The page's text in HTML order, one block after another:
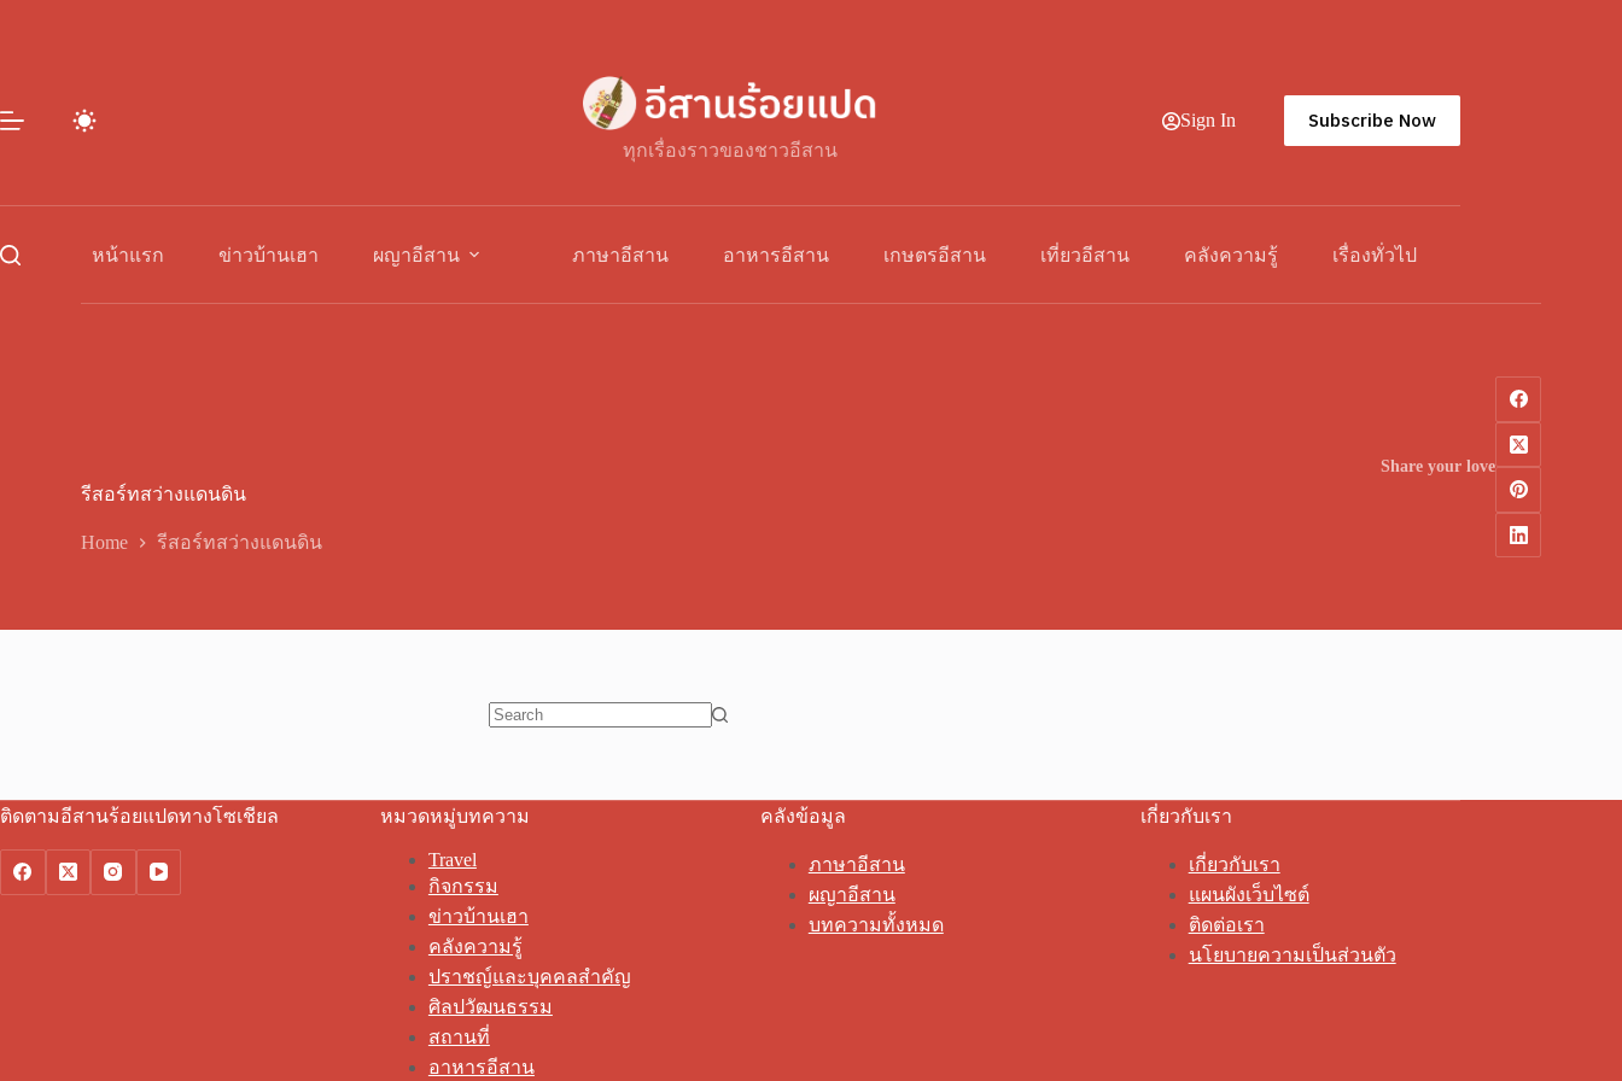
ทุกเรื่องราวของชาวอีสาน
Sign In Subscribe Now
หน้าแรก ข่าวบ้านเฮา ผญาอีสาน ภาษาอีสาน อาหารอีสาน เกษตรอีสาน เที่ยวอีสาน คลังความรู้ เรื่องทั่วไป
รีสอร์ทสว่างแดนดิน
Home รีสอร์ทสว่างแดนดิน
Share your love
ติดตามอีสานร้อยแปดทางโซเชียล หมวดหมู่บทความ
Travel
กิจกรรม
ข่าวบ้านเฮา
คลังความรู้
ปราชญ์และบุคคลสำคัญ
ศิลปวัฒนธรรม
สถานที่
อาหารอีสาน
คลังข้อมูล
ภาษาอีสาน
ผญาอีสาน
บทความทั้งหมด
เกี่ยวกับเรา
เกี่ยวกับเรา
แผนผังเว็บไซต์
ติดต่อเรา
นโยบายความเป็นส่วนตัว